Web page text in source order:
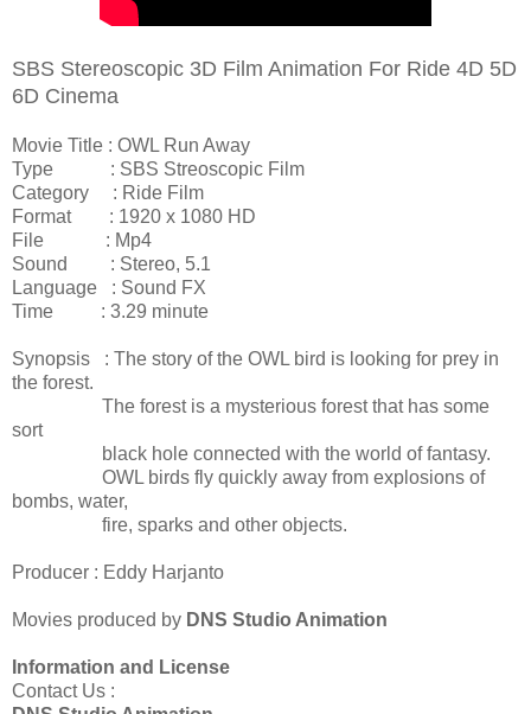
SBS Stereoscopic 3D Film Animation For Ride 4D 5D
6D Cinema
Movie Title : OWL Run Away
Type : SBS Streoscopic Film
Category : Ride Film
Format : 1920 x 1080 HD
File : Mp4
Sound : Stereo, 5.1
Language : Sound FX
Time : 3.29 minute
Synopsis : The story of the OWL bird is looking for prey in
the forest.
The forest is a mysterious forest that has some
sort
black hole connected with the world of fantasy.
OWL birds fly quickly away from explosions of
bombs, water,
fire, sparks and other objects.
Producer : Eddy Harjanto
Movies produced by DNS Studio Animation
Information and License
Contact Us :